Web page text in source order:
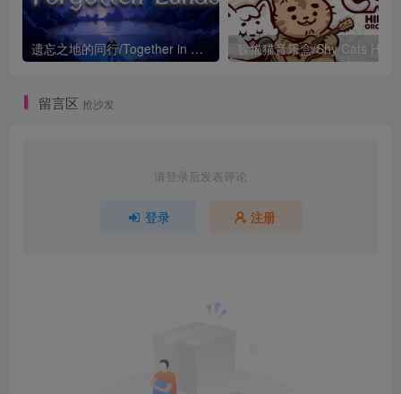
遗忘之地的同行/Together in Forgotten Lands
留言区 抢沙发
请登录后发表评论
登录 注册